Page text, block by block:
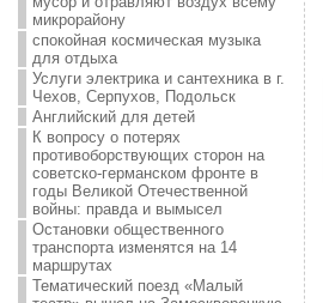
микрорайону
спокойная космическая музыка
для отдыха
Услуги электрика и сантехника в г.
Чехов, Серпухов, Подольск
Английский для детей
К вопросу о потерях
противоборствующих сторон на
советско-германском фронте в
годы Великой Отечественной
войны: правда и вымысел
Остановки общественного
транспорта изменятся на 14
маршрутах
Тематический поезд «Малый